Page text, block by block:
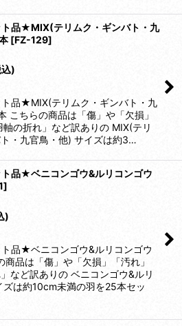
品★MIX(テリムク・ギンバト・九
[FZ-129]
)
品★MIX(テリムク・ギンバト・九
こちらの商品は「傷」や「欠損」
軸の折れ」など訳ありの MIX(テリ
・九官鳥・他) サイズは約3…
品★ベニコンゴウ&ルリコンゴウ
]
)
品★ベニコンゴウ&ルリコンゴウ
商品は「傷」や「欠損」「汚れ」
」など訳ありの ベニコンゴウ&ルリ
ズは約10cm未満の羽を25本セッ